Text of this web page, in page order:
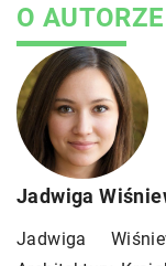
O AUTORZE
Jadwiga
Jadwiga